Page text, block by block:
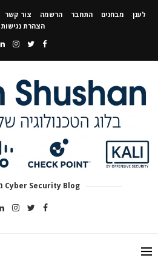
לענן מבחנים התחבר הרשמה צור קשר
הצהרת נגישות
Cyber Security Blog משנת 2013